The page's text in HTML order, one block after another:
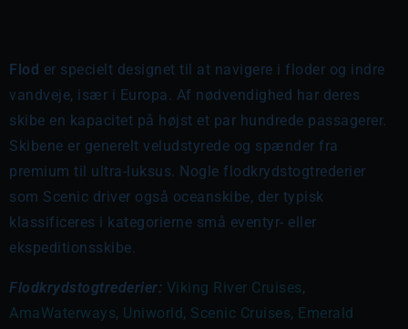
Flod er specielt designet til at navigere i floder og indre
vandveje, især i Europa. Af nødvendighed har deres
skibe en kapacitet på højst et par hundrede passagerer.
Skibene er generelt veludstyrede og spænder fra
premium til ultra-luksus. Nogle flodkrydstogtrederier
som Scenic driver også oceanskibe, der typisk
klassificeres i kategorierne små eventyr- eller
ekspeditionsskibe.
Flodkrydstogtrederier: Viking River Cruises,
AmaWaterways, Uniworld, Scenic Cruises, Emerald